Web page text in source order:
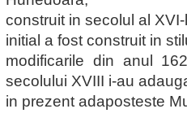
construit in secolul al
initial a fost construit in
modificarile din anul
secolului XVIII i-au
in prezent adaposteste